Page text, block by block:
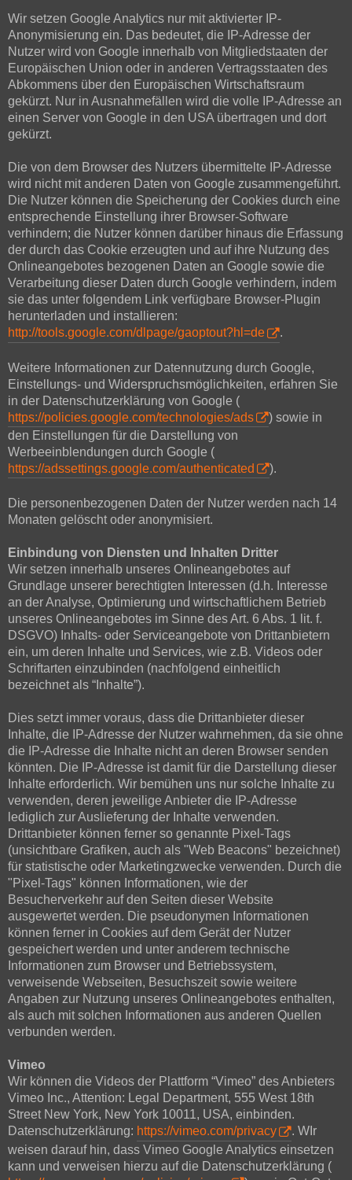
Wir setzen Google Analytics nur mit aktivierter IP-
Anonymisierung ein. Das bedeutet, die IP-Adresse der
Nutzer wird von Google innerhalb von Mitgliedstaaten der
Europäischen Union oder in anderen Vertragsstaaten des
Abkommens über den Europäischen Wirtschaftsraum
gekürzt. Nur in Ausnahmefällen wird die volle IP-Adresse an
einen Server von Google in den USA übertragen und dort
gekürzt.
Die von dem Browser des Nutzers übermittelte IP-Adresse
wird nicht mit anderen Daten von Google zusammengeführt.
Die Nutzer können die Speicherung der Cookies durch eine
entsprechende Einstellung ihrer Browser-Software
verhindern; die Nutzer können darüber hinaus die Erfassung
der durch das Cookie erzeugten und auf ihre Nutzung des
Onlineangebotes bezogenen Daten an Google sowie die
Verarbeitung dieser Daten durch Google verhindern, indem
sie das unter folgendem Link verfügbare Browser-Plugin
herunterladen und installieren:
http://tools.google.com/dlpage/gaoptout?hl=de
.
Weitere Informationen zur Datennutzung durch Google,
Einstellungs- und Widerspruchsmöglichkeiten, erfahren Sie
in der Datenschutzerklärung von Google (
https://policies.google.com/technologies/ads
) sowie in
den Einstellungen für die Darstellung von
Werbeeinblendungen durch Google (
https://adssettings.google.com/authenticated
).
Die personenbezogenen Daten der Nutzer werden nach 14
Monaten gelöscht oder anonymisiert.
Einbindung von Diensten und Inhalten Dritter
Wir setzen innerhalb unseres Onlineangebotes auf
Grundlage unserer berechtigten Interessen (d.h. Interesse
an der Analyse, Optimierung und wirtschaftlichem Betrieb
unseres Onlineangebotes im Sinne des Art. 6 Abs. 1 lit. f.
DSGVO) Inhalts- oder Serviceangebote von Drittanbietern
ein, um deren Inhalte und Services, wie z.B. Videos oder
Schriftarten einzubinden (nachfolgend einheitlich
bezeichnet als “Inhalte”).
Dies setzt immer voraus, dass die Drittanbieter dieser
Inhalte, die IP-Adresse der Nutzer wahrnehmen, da sie ohne
die IP-Adresse die Inhalte nicht an deren Browser senden
könnten. Die IP-Adresse ist damit für die Darstellung dieser
Inhalte erforderlich. Wir bemühen uns nur solche Inhalte zu
verwenden, deren jeweilige Anbieter die IP-Adresse
lediglich zur Auslieferung der Inhalte verwenden.
Drittanbieter können ferner so genannte Pixel-Tags
(unsichtbare Grafiken, auch als "Web Beacons" bezeichnet)
für statistische oder Marketingzwecke verwenden. Durch die
"Pixel-Tags" können Informationen, wie der
Besucherverkehr auf den Seiten dieser Website
ausgewertet werden. Die pseudonymen Informationen
können ferner in Cookies auf dem Gerät der Nutzer
gespeichert werden und unter anderem technische
Informationen zum Browser und Betriebssystem,
verweisende Webseiten, Besuchszeit sowie weitere
Angaben zur Nutzung unseres Onlineangebotes enthalten,
als auch mit solchen Informationen aus anderen Quellen
verbunden werden.
Vimeo
Wir können die Videos der Plattform “Vimeo” des Anbieters
Vimeo Inc., Attention: Legal Department, 555 West 18th
Street New York, New York 10011, USA, einbinden.
Datenschutzerklärung: https://vimeo.com/privacy
. WIr
weisen darauf hin, dass Vimeo Google Analytics einsetzen
kann und verweisen hierzu auf die Datenschutzerklärung (